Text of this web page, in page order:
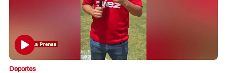
Deportes